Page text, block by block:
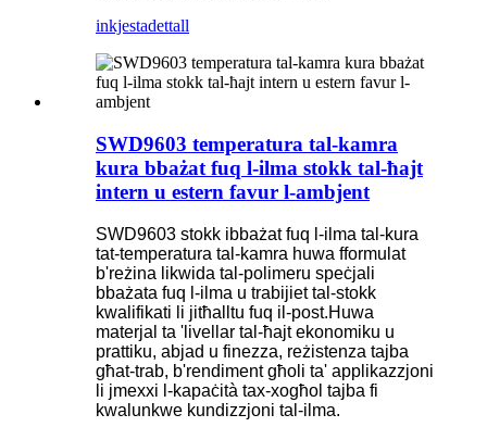
inkjestadettall
SWD9603 temperatura tal-kamra
kura bbażat fuq l-ilma stokk tal-ħajt
intern u estern favur l-ambjent
SWD9603 stokk ibbażat fuq l-ilma tal-kura
tat-temperatura tal-kamra huwa fformulat
b'reżina likwida tal-polimeru speċjali
bbażata fuq l-ilma u trabijiet tal-stokk
kwalifikati li jitħalltu fuq il-post.Huwa
materjal ta 'livellar tal-ħajt ekonomiku u
prattiku, abjad u finezza, reżistenza tajba
għat-trab, b'rendiment għoli ta' applikazzjoni
li jmexxi l-kapaċità tax-xogħol tajba fi
kwalunkwe kundizzjoni tal-ilma.